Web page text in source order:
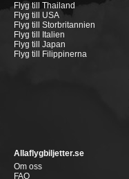
Flyg till Thailand
Flyg till USA
Flyg till Storbritannien
Flyg till Italien
Flyg till Japan
Flyg till Filippinerna
Allaflygbiljetter.se
Om oss
FAQ